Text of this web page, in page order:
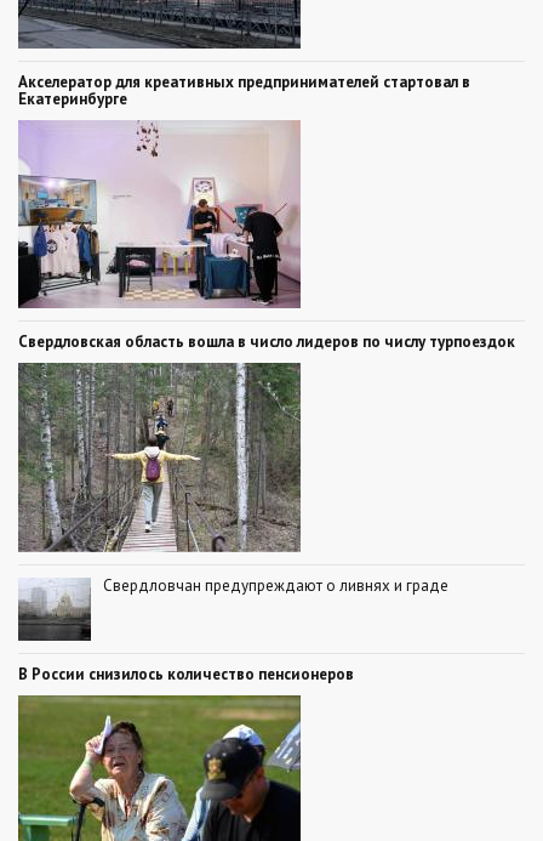
Акселератор для креативных предпринимателей стартовал в
Екатеринбурге
Свердловская область вошла в число лидеров по числу турпоездок
Свердловчан предупреждают о ливнях и граде
В России снизилось количество пенсионеров